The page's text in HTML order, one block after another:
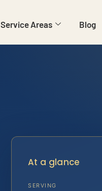
Service Areas Blog
At a glance
SERVING